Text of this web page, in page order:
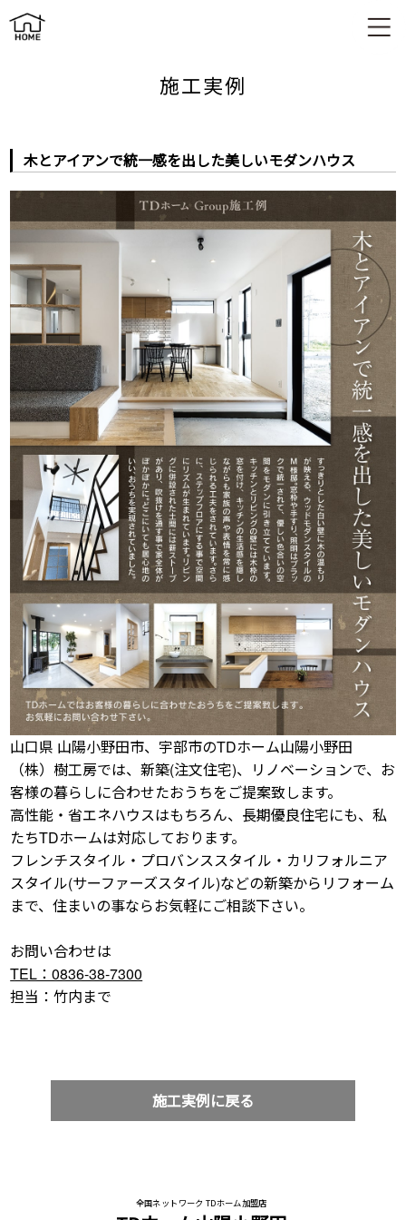
木とアイアンで統一感を出した美しいモダンハウス
施工実例
木とアイアンで統一感を出した美しいモダンハウス
山口県 山陽小野田市、宇部市のTDホーム山陽小野田
（株）樹工房では、新築(注文住宅)、リノベーションで、お
客様の暮らしに合わせたおうちをご提案致します。
高性能・省エネハウスはもちろん、長期優良住宅にも、私
たちTDホームは対応しております。
フレンチスタイル・プロバンススタイル・カリフォルニア
スタイル(サーファーズスタイル)などの新築からリフォーム
まで、住まいの事ならお気軽にご相談下さい。
お問い合わせは
TEL：0836-38-7300
担当：竹内まで
施工実例に戻る
全国ネットワーク TDホーム加盟店